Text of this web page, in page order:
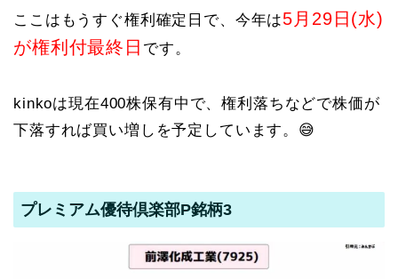
ここはもうすぐ権利確定日で、今年は5月29日(水)
が権利付最終日 です。
kinkoは現在400株保有中で、権利落ちなどで株価が
下落すれば買い増しを予定しています。😅
プレミアム優待倶楽部P銘柄3